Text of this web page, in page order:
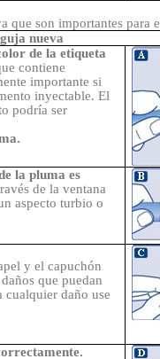
que son importantes para
nueva
de la etiqueta
contiene
importante si
inyectable. El
podría ser
la pluma es
de la ventana
aspecto turbio o
y el capuchón
que puedan
cualquier daño use